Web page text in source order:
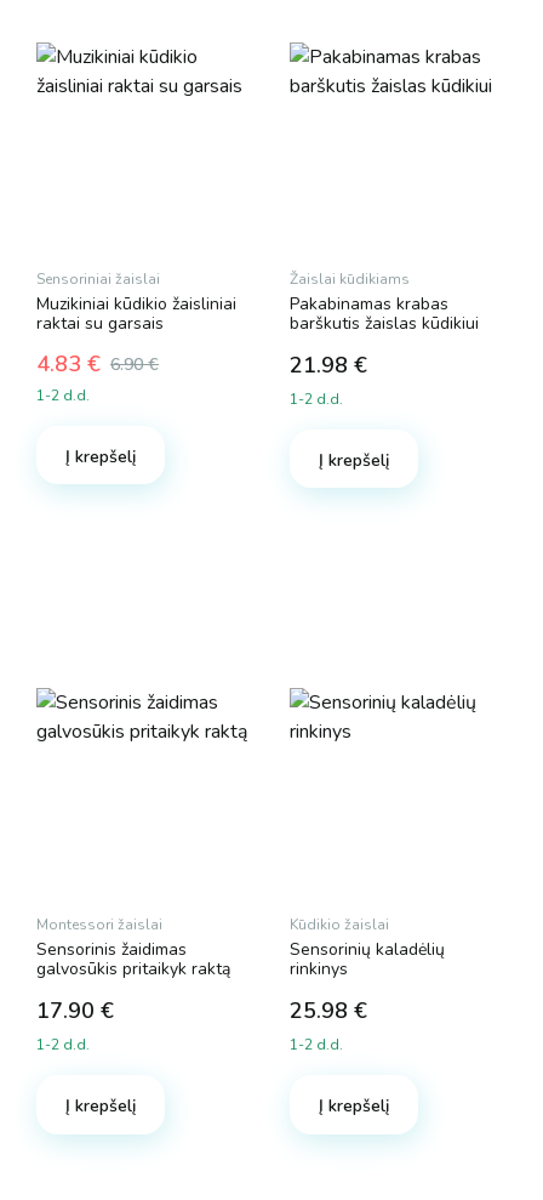
on
the
Sensoriniai žaislai
Muzikiniai kūdikio žaisliniai
raktai su garsais
6.90€
Original
price
6.90 €.
4.83 €
Current
price
4.83 €.
1-2 d.d.
Į krepšelį
Žaislai kūdikiams
Pakabinamas krabas
barškutis žaislas kūdikiui
21.98 €
1-2 d.d.
Į krepšelį
Montessori žaislai
Sensorinis žaidimas
galvosūkis pritaikyk raktą
17.90 €
1-2 d.d.
Į krepšelį
Kūdikio žaislai
Sensorinių kaladėlių
rinkinys
25.98 €
1-2 d.d.
Į krepšelį